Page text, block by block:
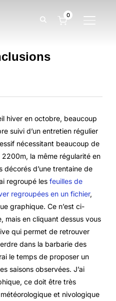
0
hiver en octobre, beaucoup
suivi d’un entretien régulier
nécessitant beaucoup de
la même régularité en
décorés d’une trentaine de
regroupé les feuilles de
regroupées en un fichier,
graphique. Ce n’est ci-
mais en cliquant dessus vous
qui permet de retrouver
dans la barbarie des
le temps de proposer un
saisons observées. J’ai
ce doit être très
et nivologique